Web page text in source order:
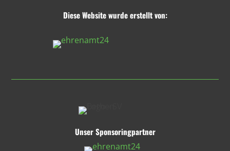
Diese Website wurde erstellt von:
Unser Sponsoringpartner